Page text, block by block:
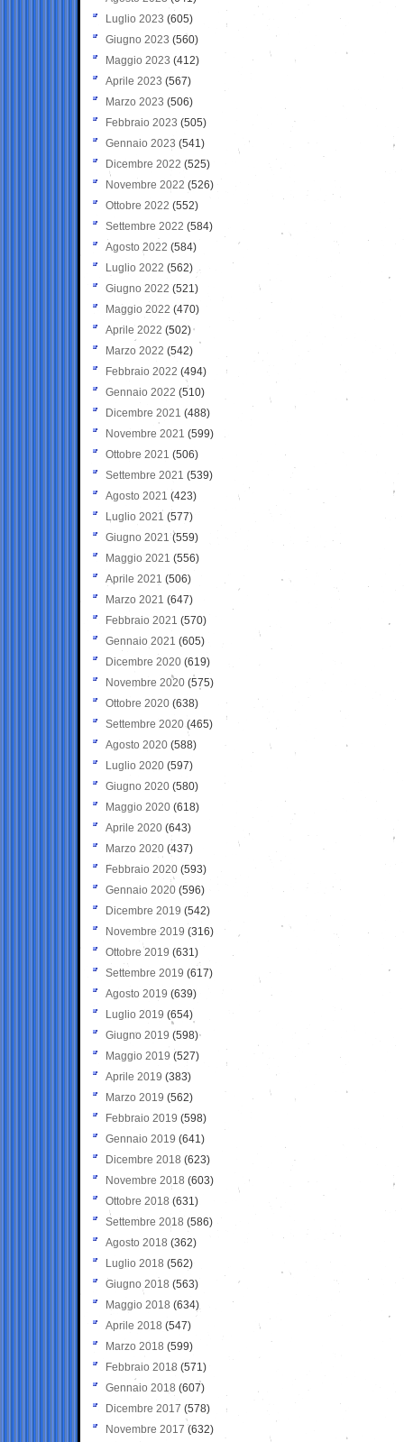
Luglio 2023 (605)
Giugno 2023 (560)
Maggio 2023 (412)
Aprile 2023 (567)
Marzo 2023 (506)
Febbraio 2023 (505)
Gennaio 2023 (541)
Dicembre 2022 (525)
Novembre 2022 (526)
Ottobre 2022 (552)
Settembre 2022 (584)
Agosto 2022 (584)
Luglio 2022 (562)
Giugno 2022 (521)
Maggio 2022 (470)
Aprile 2022 (502)
Marzo 2022 (542)
Febbraio 2022 (494)
Gennaio 2022 (510)
Dicembre 2021 (488)
Novembre 2021 (599)
Ottobre 2021 (506)
Settembre 2021 (539)
Agosto 2021 (423)
Luglio 2021 (577)
Giugno 2021(559)
Maggio 2021 (556)
Aprile 2021 (506)
Marzo 2021 (647)
Febbraio 2021 (570)
Gennaio 2021 (605)
Dicembre 2020 (619)
Novembre 2020 (575)
Ottobre 2020 (638)
Settembre 2020(465)
Agosto 2020 (588)
Luglio 2020 (597)
Giugno 2020 (580)
Maggio 2020 (618)
Aprile 2020 (643)
Marzo 2020 (437)
Febbraio 2020 (593)
Gennaio 2020 (596)
Dicembre 2019 (542)
Novembre 2019 (316)
Ottobre 2019 (631)
Settembre 2019 (617)
Agosto 2019 (639)
Luglio 2019 (654)
Giugno 2019 (598)
Maggio 2019 (527)
Aprile 2019 (383)
Marzo 2019 (562)
Febbraio 2019 (598)
Gennaio 2019 (641)
Dicembre 2018 (623)
Novembre 2018 (603)
Ottobre 2018 (631)
Settembre 2018 (586)
Agosto 2018 (362)
Luglio 2018 (562)
Giugno 2018 (563)
Maggio 2018 (634)
Aprile 2018 (547)
Marzo 2018 (599)
Febbraio 2018 (571)
Gennaio 2018 (607)
Dicembre 2017 (578)
Novembre 2017 (632)